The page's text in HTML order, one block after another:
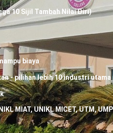
10 Sijil Tambah Nilai Diri)
biaya
- pilihan lebih 10 industri utama
MIAT, UNIKL MICET, UTM,